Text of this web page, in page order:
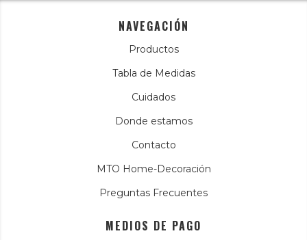
NAVEGACIÓN
Productos
Tabla de Medidas
Cuidados
Donde estamos
Contacto
MTO Home-Decoración
Preguntas Frecuentes
MEDIOS DE PAGO